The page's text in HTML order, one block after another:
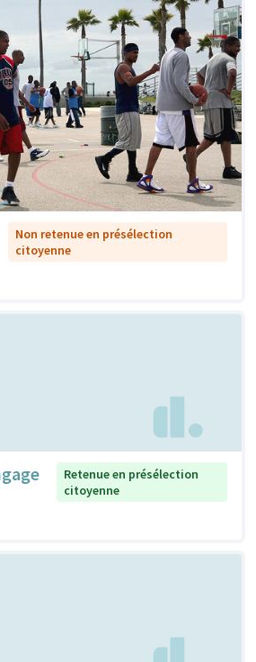
Non retenue en présélection
citoyenne
Retenue en présélection
citoyenne